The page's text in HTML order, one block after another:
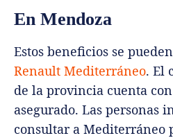
En Mendoza
Estos beneficios se
Renault Mediterráneo. El
de la provincia cuenta
asegurado. Las personas
consultar a Mediterráneo